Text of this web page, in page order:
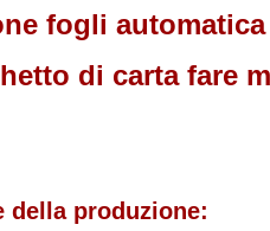
fogli
di carta fare
della produzione: